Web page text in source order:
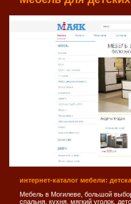
интернет-каталог мебели:
Мебель в Могилеве, большой
спальня, кухня, мягкий уголок,